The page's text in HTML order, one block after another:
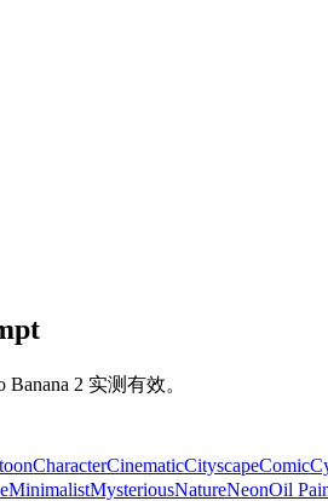
2 实测有效。
CharacterCinematicCityscapeComic
MinimalistMysteriousNatureNeonOil